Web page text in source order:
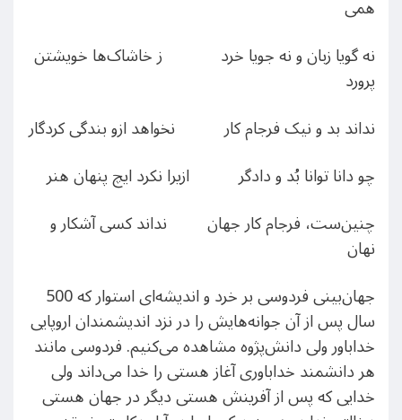
همی
نه گویا زبان و نه جویا خرد ز خاشاک‌ها خویشتن
پرورد
نداند بد و نیک فرجام کار نخواهد ازو بندگی کردگار
چو دانا توانا بُد و دادگر ازیرا نکرد ایچ پنهان هنر
چنین‌ست، فرجام کار جهان نداند کسی آشکار و
نهان
جهان‌بینی فردوسی بر خرد و اندیشه‌ای استوار که 500
سال پس از آن جوانه‌هایش را در نزد اندیشمندان اروپایی
خداباور ولی دانش‌پژوه مشاهده می‌کنیم. فردوسی مانند
هر دانشمند خداباوری آغاز هستی را خدا می‌داند ولی
خدایی که پس از آفرینش هستی دیگر در جهان هستی